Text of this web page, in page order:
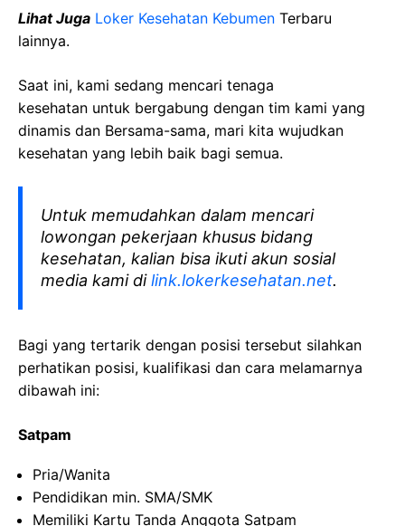
Lihat Juga Loker Kesehatan Kebumen Terbaru
lainnya.
Saat ini, kami sedang mencari tenaga
kesehatan untuk bergabung dengan tim kami yang
dinamis dan Bersama-sama, mari kita wujudkan
kesehatan yang lebih baik bagi semua.
Untuk memudahkan dalam mencari
lowongan pekerjaan khusus bidang
kesehatan, kalian bisa ikuti akun sosial
media kami dilink.lokerkesehatan.net.
Bagi yang tertarik dengan posisi tersebut silahkan
perhatikan posisi, kualifikasi dan cara melamarnya
dibawah ini:
Satpam
Pria/Wanita
Pendidikan min. SMA/SMK
Memiliki Kartu Tanda Anggota Satpam